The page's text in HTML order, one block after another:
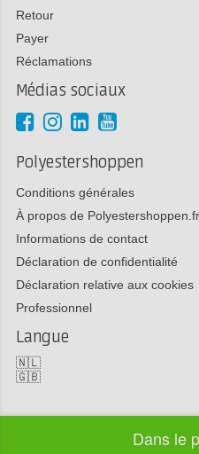
Dans le
Retour
Payer
Réclamations
Médias sociaux
Polyestershoppen
Conditions générales
À propos de Polyestershoppen.fr
Informations de contact
Déclaration de confidentialité
Déclaration relative aux cookies
Professionnel
Langue
🇳🇱
🇬🇧
Copyright 2026